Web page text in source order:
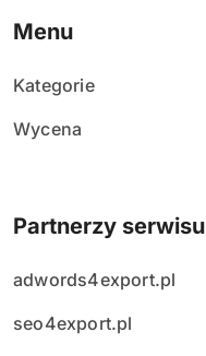
Menu
Kategorie
Wycena
Partnerzy serwisu
adwords4export.pl
seo4export.pl